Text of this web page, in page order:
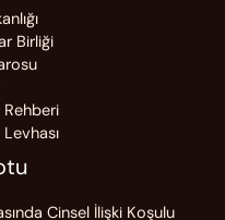
Birliği
Rehberi
Cinsel İlişki Koşulu